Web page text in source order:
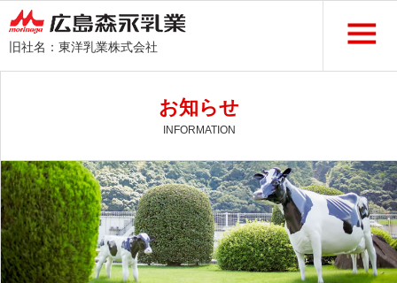
旧社名：東洋乳業株式会社
お知らせ
INFORMATION